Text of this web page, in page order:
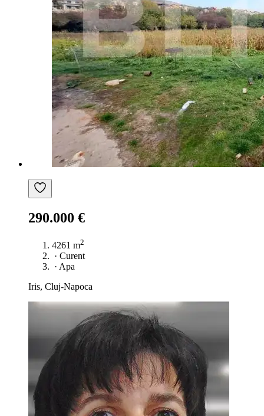
290.000 €
4261 m2
· Curent
· Apa
Iris, Cluj-Napoca